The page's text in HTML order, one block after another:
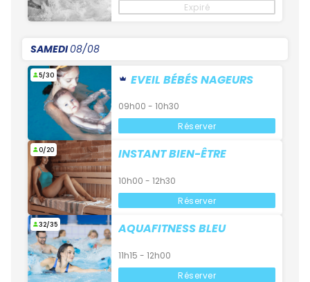
Expiré
SAMEDI08/08
5/30 EVEIL BÉBÉS NAGEURS
09h00 - 10h30
Réserver
0/20 INSTANT BIEN-ÊTRE
10h00 - 12h30
Réserver
32/35 AQUAFITNESS BLEU
11h15 - 12h00
Réserver